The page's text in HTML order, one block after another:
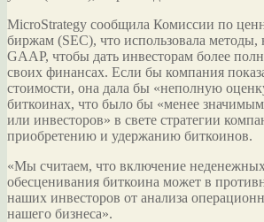
MicroStrategy сообщила Комиссии по
биржам (SEC), что использовала методы,
GAAP, чтобы дать инвесторам более
своих финансах. Если бы компания
стоимости, она дала бы «неполную
биткоинах, что было бы «менее значимым
или инвесторов» в свете стратегии
приобретению и удержанию биткоинов.
«Мы считаем, что включение
обесценивания биткоина может в
наших инвесторов от анализа
нашего бизнеса».